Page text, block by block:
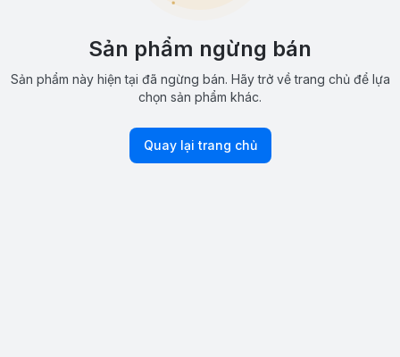
Sản phẩm ngừng bán
Sản phẩm này hiện tại đã ngừng bán. Hãy trở về trang chủ để lựa
chọn sản phẩm khác.
Quay lại trang chủ